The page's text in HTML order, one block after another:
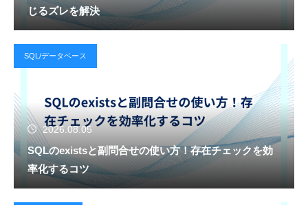
じるズレを解決
SQL/データベース
2026.08.05
SQLのexistsと副問合せの使い方！存在チェックを効
率化するコツ